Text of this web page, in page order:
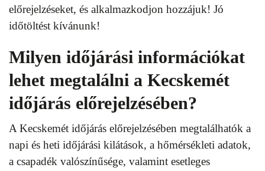
előrejelzéseket, és alkalmazkodjon hozzájuk! Jó
időtöltést kívánunk!
Milyen időjárási információkat
lehet megtalálni a Kecskemét
időjárás előrejelzésében?
A Kecskemét időjárás előrejelzésében megtalálhatók a
napi és heti időjárási kilátások, a hőmérsékleti adatok,
a csapadék valószínűsége, valamint esetleges